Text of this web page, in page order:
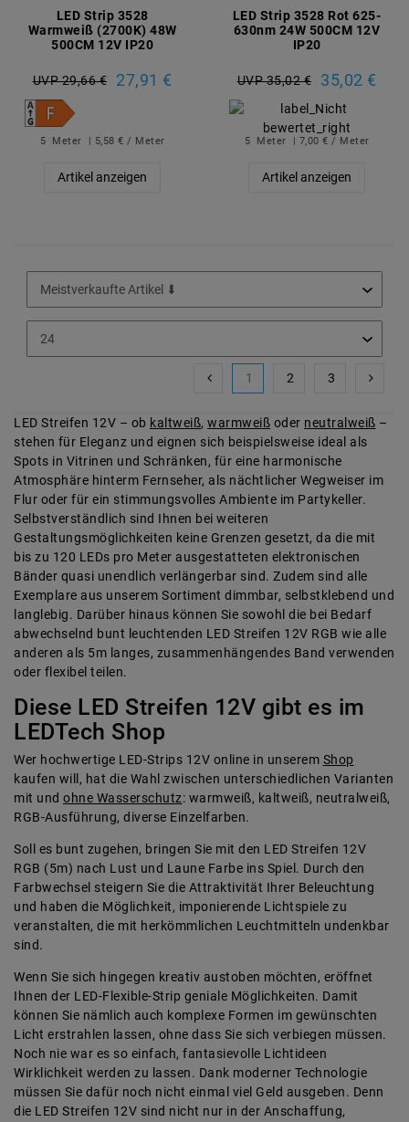
LED Strip 3528
Warmweiß (2700K) 48W
500CM 12V IP20
UVP 29,66 € 27,91 €
5 Meter | 5,58 € / Meter
Artikel anzeigen
LED Strip 3528 Rot 625-
630nm 24W 500CM 12V
IP20
UVP 35,02 € 35,02 €
5 Meter | 7,00 € / Meter
Artikel anzeigen
1 2 3
LED Streifen 12V – ob kaltweiß, warmweiß oder neutralweiß –
stehen für Eleganz und eignen sich beispielsweise ideal als
Spots in Vitrinen und Schränken, für eine harmonische
Atmosphäre hinterm Fernseher, als nächtlicher Wegweiser im
Flur oder für ein stimmungsvolles Ambiente im Partykeller.
Selbstverständlich sind Ihnen bei weiteren
Gestaltungsmöglichkeiten keine Grenzen gesetzt, da die mit
bis zu 120 LEDs pro Meter ausgestatteten elektronischen
Bänder quasi unendlich verlängerbar sind. Zudem sind alle
Exemplare aus unserem Sortiment dimmbar, selbstklebend und
langlebig. Darüber hinaus können Sie sowohl die bei Bedarf
abwechselnd bunt leuchtenden LED Streifen 12V RGB wie alle
anderen als 5m langes, zusammenhängendes Band verwenden
oder flexibel teilen.
Diese LED Streifen 12V gibt es im
LEDTech Shop
Wer hochwertige LED-Strips 12V online in unserem Shop
kaufen will, hat die Wahl zwischen unterschiedlichen Varianten
mit und ohne Wasserschutz: warmweiß, kaltweiß, neutralweiß,
RGB-Ausführung, diverse Einzelfarben.
Soll es bunt zugehen, bringen Sie mit den LED Streifen 12V
RGB (5m) nach Lust und Laune Farbe ins Spiel. Durch den
Farbwechsel steigern Sie die Attraktivität Ihrer Beleuchtung
und haben die Möglichkeit, imponierende Lichtspiele zu
veranstalten, die mit herkömmlichen Leuchtmitteln undenkbar
sind.
Wenn Sie sich hingegen kreativ austoben möchten, eröffnet
Ihnen der LED-Flexible-Strip geniale Möglichkeiten. Damit
können Sie nämlich auch komplexe Formen im gewünschten
Licht erstrahlen lassen, ohne dass Sie sich verbiegen müssen.
Noch nie war es so einfach, fantasievolle Lichtideen
Wirklichkeit werden zu lassen. Dank moderner Technologie
müssen Sie dafür noch nicht einmal viel Geld ausgeben. Denn
die LED Streifen 12V sind nicht nur in der Anschaffung,